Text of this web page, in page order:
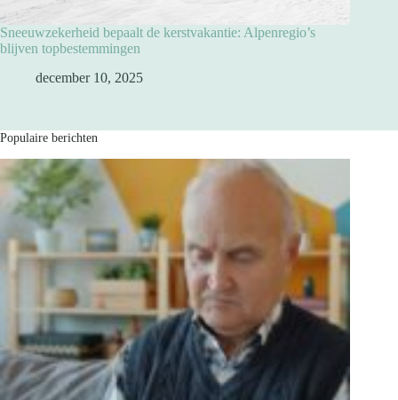
Sneeuwzekerheid bepaalt de kerstvakantie: Alpenregio’s
blijven topbestemmingen
december 10, 2025
Populaire berichten